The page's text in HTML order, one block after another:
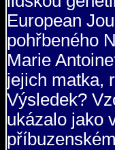
European
pohřbeného
Marie
jejich matka,
Výsledek?
ukázalo jako